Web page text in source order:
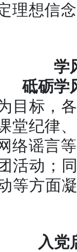
理想信
学
砥砺学
目标，
堂纪律
络谣言
活动；
等方面
入党